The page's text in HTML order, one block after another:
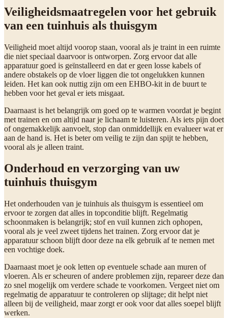
Veiligheidsmaatregelen voor het gebruik
van een tuinhuis als thuisgym
Veiligheid moet altijd voorop staan, vooral als je traint in een ruimte
die niet speciaal daarvoor is ontworpen. Zorg ervoor dat alle
apparatuur goed is geïnstalleerd en dat er geen losse kabels of
andere obstakels op de vloer liggen die tot ongelukken kunnen
leiden. Het kan ook nuttig zijn om een EHBO-kit in de buurt te
hebben voor het geval er iets misgaat.
Daarnaast is het belangrijk om goed op te warmen voordat je begint
met trainen en om altijd naar je lichaam te luisteren. Als iets pijn doet
of ongemakkelijk aanvoelt, stop dan onmiddellijk en evalueer wat er
aan de hand is. Het is beter om veilig te zijn dan spijt te hebben,
vooral als je alleen traint.
Onderhoud en verzorging van uw
tuinhuis thuisgym
Het onderhouden van je tuinhuis als thuisgym is essentieel om
ervoor te zorgen dat alles in topconditie blijft. Regelmatig
schoonmaken is belangrijk; stof en vuil kunnen zich ophopen,
vooral als je veel zweet tijdens het trainen. Zorg ervoor dat je
apparatuur schoon blijft door deze na elk gebruik af te nemen met
een vochtige doek.
Daarnaast moet je ook letten op eventuele schade aan muren of
vloeren. Als er scheuren of andere problemen zijn, repareer deze dan
zo snel mogelijk om verdere schade te voorkomen. Vergeet niet om
regelmatig de apparatuur te controleren op slijtage; dit helpt niet
alleen bij de veiligheid, maar zorgt er ook voor dat alles soepel blijft
werken.